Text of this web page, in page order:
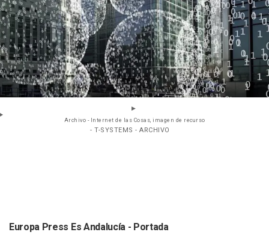
Archivo - Internet de las Cosas, imagen de recurso
- T-SYSTEMS - ARCHIVO
Europa Press Es Andalucía - Portada